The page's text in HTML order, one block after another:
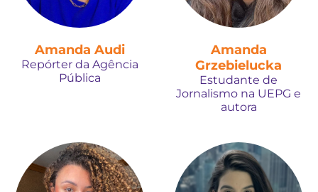
Amanda Audi
Repórter da Agência
Pública
Amanda
Grzebielucka
Estudante de
Jornalismo na UEPG e
autora